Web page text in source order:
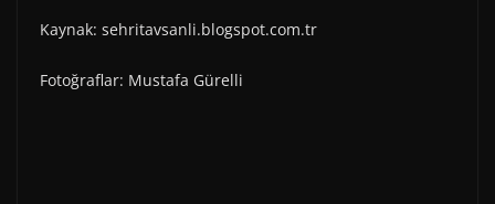
Kaynak: sehritavsanli.blogspot.com.tr
Fotoğraflar: Mustafa Gürelli